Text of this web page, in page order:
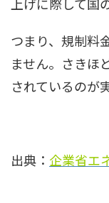
つまり、規制料
ません。さきほ
されているのが
出典： 企業省エ